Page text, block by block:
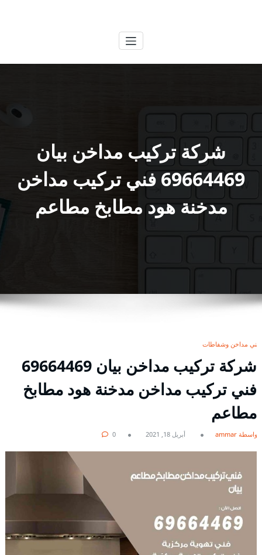
شركة تركيب مداخن بيان
69664469 فني تركيب مداخن
مدخنة هود مطابخ مطاعم
فني مداخن وشفاطات
شركة تركيب مداخن بيان 69664469
فني تركيب مداخن مدخنة هود مطابخ
مطاعم
بواسطة ammar أبريل 18, 2021 0